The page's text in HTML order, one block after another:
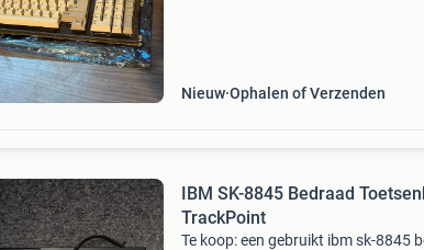
Nieuw Ophalen of Verzenden
IBM SK-8845 Bedraad
TrackPoint
Te koop: een gebruikt ibm sk-8845